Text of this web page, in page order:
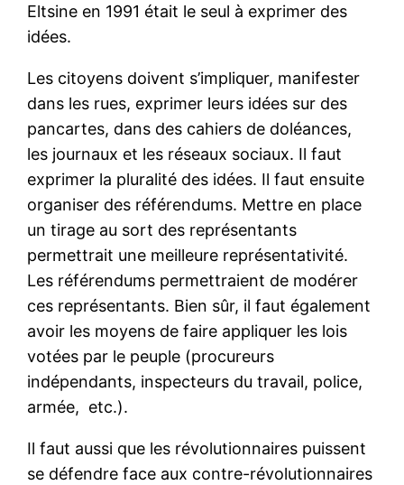
Eltsine en 1991 était le seul à exprimer des
idées.
Les citoyens doivent s’impliquer, manifester
dans les rues, exprimer leurs idées sur des
pancartes, dans des cahiers de doléances,
les journaux et les réseaux sociaux. Il faut
exprimer la pluralité des idées. Il faut ensuite
organiser des référendums. Mettre en place
un tirage au sort des représentants
permettrait une meilleure représentativité.
Les référendums permettraient de modérer
ces représentants. Bien sûr, il faut également
avoir les moyens de faire appliquer les lois
votées par le peuple (procureurs
indépendants, inspecteurs du travail, police,
armée, etc.).
Il faut aussi que les révolutionnaires puissent
se défendre face aux contre-révolutionnaires